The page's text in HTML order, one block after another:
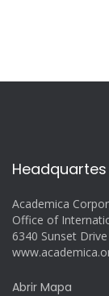
Headquartes
Academica
Office of
6340 Sunset
Abrir Mapa